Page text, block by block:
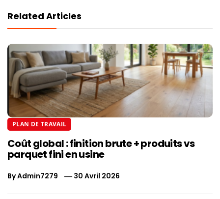
Related Articles
PLAN DE TRAVAIL
Coût global : finition brute + produits vs
parquet fini en usine
ByAdmin7279 30 Avril 2026